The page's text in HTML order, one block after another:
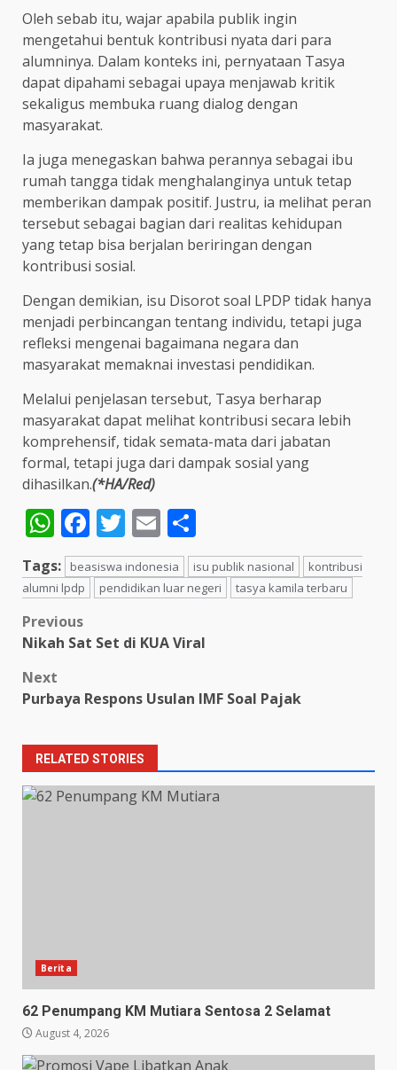
Oleh sebab itu, wajar apabila publik ingin
mengetahui bentuk kontribusi nyata dari para
alumninya. Dalam konteks ini, pernyataan Tasya
dapat dipahami sebagai upaya menjawab kritik
sekaligus membuka ruang dialog dengan
masyarakat.
Ia juga menegaskan bahwa perannya sebagai ibu
rumah tangga tidak menghalanginya untuk tetap
memberikan dampak positif. Justru, ia melihat peran
tersebut sebagai bagian dari realitas kehidupan
yang tetap bisa berjalan beriringan dengan
kontribusi sosial.
Dengan demikian, isu Disorot soal LPDP tidak hanya
menjadi perbincangan tentang individu, tetapi juga
refleksi mengenai bagaimana negara dan
masyarakat memaknai investasi pendidikan.
Melalui penjelasan tersebut, Tasya berharap
masyarakat dapat melihat kontribusi secara lebih
komprehensif, tidak semata-mata dari jabatan
formal, tetapi juga dari dampak sosial yang
dihasilkan.(*HA/Red)
WhatsApp
Facebook
Twitter
Email
Tags: beasiswa indonesia isu publik nasional
kontribusi
alumni lpdp
pendidikan luar negeri tasya kamila terbaru
Post
Previous
Nikah Sat Set di KUA Viral
Next
Purbaya Respons Usulan IMF Soal Pajak
RELATED STORIES
Berita
62 Penumpang KM Mutiara Sentosa 2 Selamat
August 4, 2026